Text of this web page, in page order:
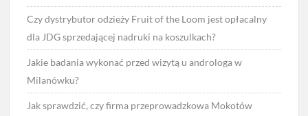
Czy dystrybutor odzieży Fruit of the Loom jest opłacalny
dla JDG sprzedającej nadruki na koszulkach?
Jakie badania wykonać przed wizytą u androloga w
Milanówku?
Jak sprawdzić, czy firma przeprowadzkowa Mokotów